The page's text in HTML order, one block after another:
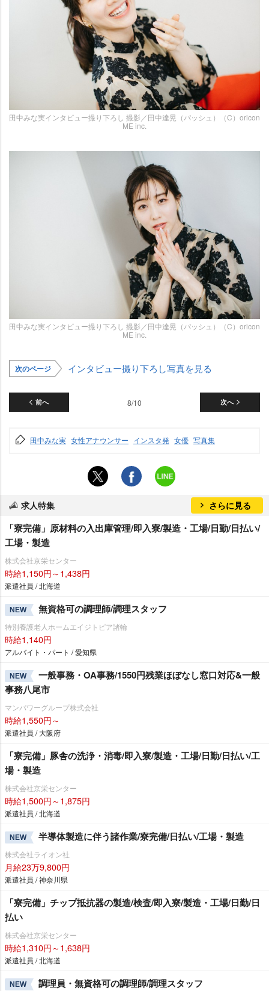
田中みな実インタビュー撮り下ろし 撮影／田中達晃（パッシュ）（C）oricon
ME inc.
田中みな実インタビュー撮り下ろし 撮影／田中達晃（パッシュ）（C）oricon
ME inc.
次のページ インタビュー撮り下ろし写真を見る
前へ 次へ
8/10
田中みな実 女性アナウンサー インスタ発 女優 写真集
求人特集 さらに見る
「寮完備」原材料の入出庫管理/即入寮/製造・工場/日勤/日払い/
工場・製造
株式会社京栄センター
時給1,150円～1,438円
派遣社員 / 北海道
NEW 無資格可の調理師/調理スタッフ
特別養護老人ホームエイジトピア諸輪
時給1,140円
アルバイト・パート / 愛知県
NEW
一般事務・OA事務/1550円残業ほぼなし窓口対応&一般
事務八尾市
マンパワーグループ株式会社
時給1,550円～
派遣社員 / 大阪府
「寮完備」豚舎の洗浄・消毒/即入寮/製造・工場/日勤/日払い/工
場・製造
株式会社京栄センター
時給1,500円～1,875円
派遣社員 / 北海道
NEW 半導体製造に伴う諸作業/寮完備/日払い/工場・製造
株式会社ライオン社
月給23万9,800円
派遣社員 / 神奈川県
「寮完備」チップ抵抗器の製造/検査/即入寮/製造・工場/日勤/日
払い
株式会社京栄センター
時給1,310円～1,638円
派遣社員 / 北海道
NEW 調理員・無資格可の調理師/調理スタッフ